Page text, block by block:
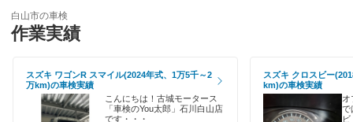
羽咋市
輪島市
ハイブリッド車OK
EV車OK
120分以内の車検
1日車検
白山市の車検
作業実績
スズキ ワゴンR スマイル(2024年式、1万5千～2
万km)の車検実績
こんにちは！古城モータース
「車検のYou太郎」石川白山店
です・・・
スズキ クロスビー
km)の車検実績
オ
で